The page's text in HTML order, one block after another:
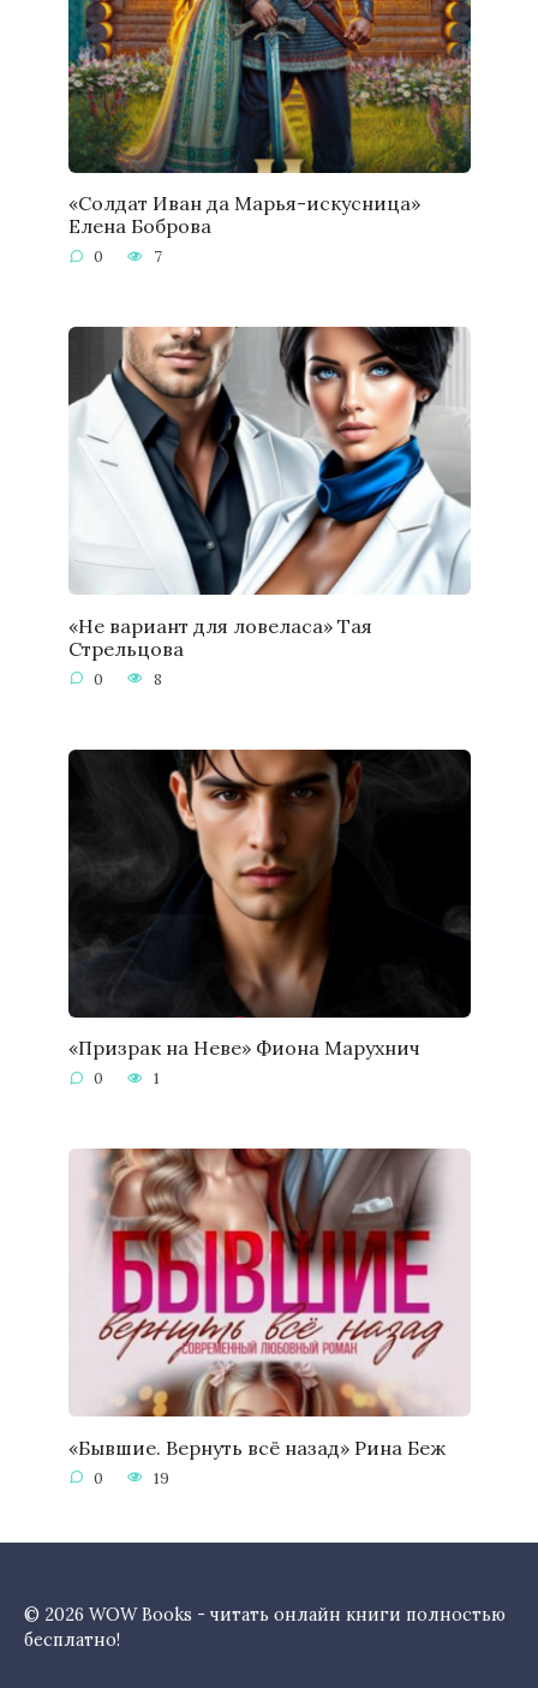
«Солдат Иван да Марья-искусница»
Елена Боброва
0 7
«Не вариант для ловеласа» Тая
Стрельцова
0 8
«Призрак на Неве» Фиона Марухнич
0 1
«Бывшие. Вернуть всё назад» Рина Беж
0 19
© 2026 WOW Books - читать онлайн книги полностью
бесплатно!